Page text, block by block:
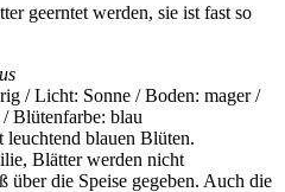
geerntet werden, sie ist fast so
/ Licht: Sonne / Boden: mager /
Blütenfarbe: blau
blauen Blüten.
Blätter werden nicht
über die Speise gegeben. Auch die